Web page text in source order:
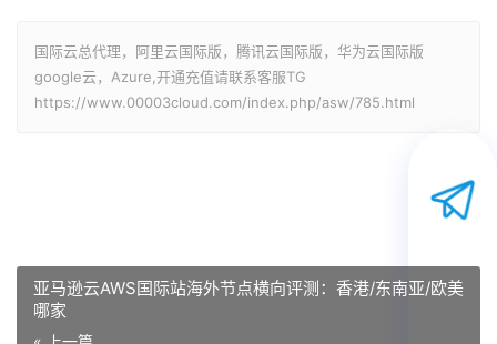
国际云总代理，阿里云国际版，腾讯云国际版，华为云国际版
google云，Azure,开通充值请联系客服TG
https://www.00003cloud.com/index.php/asw/785.html
亚马逊云AWS国际站海外节点横向评测：香港/东南亚/欧美
哪家